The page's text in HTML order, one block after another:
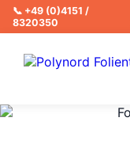
📞 +49 (0)4151 /
8320350